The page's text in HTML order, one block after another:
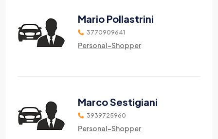
Mario Pollastrini
3770909641
Personal-Shopper
Marco Sestigiani
3939725960
Personal-Shopper